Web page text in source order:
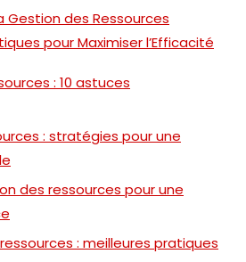
des Ressources
pour Maximiser l’Efficacité
: 10 astuces
: stratégies pour une
des ressources pour une
: meilleures pratiques